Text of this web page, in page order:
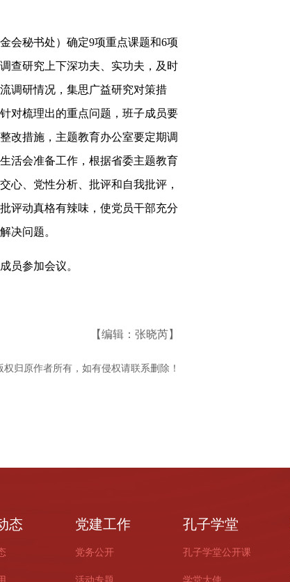
会秘书处）确定9项重点课题和6项
查研究上下深功夫、实功夫，及时
调研情况，集思广益研究对策措
对梳理出的重点问题，班子成员要
改措施，主题教育办公室要定期调
活会准备工作，根据省委主题教育
心、党性分析、批评和自我批评，
评动真格有辣味，使党员干部充分
决问题。
员参加会议。
【编辑：张晓芮】
权归原作者所有，如有侵权请联系删除！
态 党建工作
党务公开
孔子学堂
孔子学堂公开课